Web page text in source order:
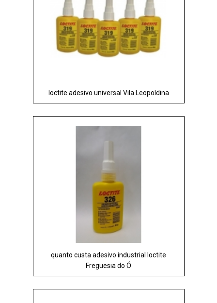
loctite adesivo universal Vila Leopoldina
quanto custa adesivo industrial loctite
Freguesia do Ó